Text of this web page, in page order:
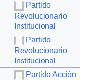
Partido
Revolucionario
Institucional
Partido
Revolucionario
Institucional
Partido Acción